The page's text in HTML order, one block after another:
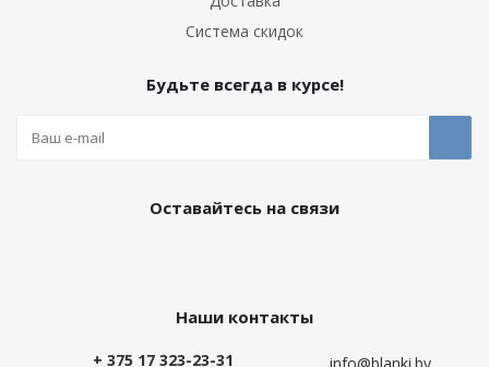
Система скидок
Будьте всегда в курсе!
Оставайтесь на связи
Наши контакты
+ 375 17 323-23-31